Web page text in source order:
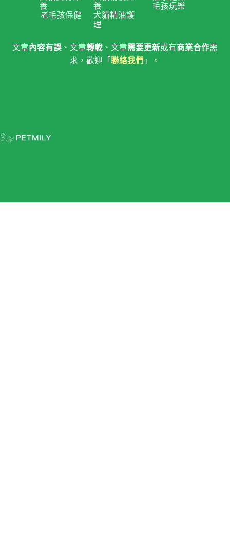
養
老毛孩保健
養
犬貓精油護
理
毛孩玩樂
文章內容有誤 、文章轉載 、文章需要更新或有 商業合作需
求，歡迎「 聯絡我們 」。